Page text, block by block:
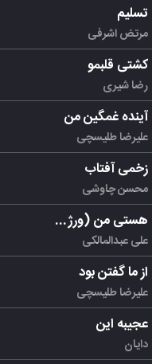
تسلیم
مرتض اشرفی
کشتی قلبمو
رضا شیری
آینده غمگین من
علیرضا طلیسچی
زخمی آفتاب
محسن چاوشی
هستی من (ورژن جدید)
علی عبدالمالکی
از ما گفتن بود
علیرضا طلیسچی
عجیبه این
دایان